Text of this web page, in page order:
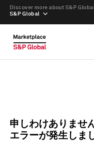
S&P Global
Discover more about S&P
申しわけありませ
エラーが発生しま